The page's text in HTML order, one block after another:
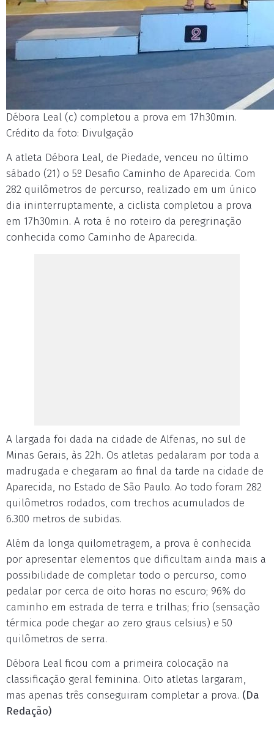
Débora Leal (c) completou a prova em 17h30min.
Crédito da foto: Divulgação
A atleta Débora Leal, de Piedade, venceu no último
sábado (21) o 5º Desafio Caminho de Aparecida. Com
282 quilômetros de percurso, realizado em um único
dia ininterruptamente, a ciclista completou a prova
em 17h30min. A rota é no roteiro da peregrinação
conhecida como Caminho de Aparecida.
A largada foi dada na cidade de Alfenas, no sul de
Minas Gerais, às 22h. Os atletas pedalaram por toda a
madrugada e chegaram ao final da tarde na cidade de
Aparecida, no Estado de São Paulo. Ao todo foram 282
quilômetros rodados, com trechos acumulados de
6.300 metros de subidas.
Além da longa quilometragem, a prova é conhecida
por apresentar elementos que dificultam ainda mais a
possibilidade de completar todo o percurso, como
pedalar por cerca de oito horas no escuro; 96% do
caminho em estrada de terra e trilhas; frio (sensação
térmica pode chegar ao zero graus celsius) e 50
quilômetros de serra.
Débora Leal ficou com a primeira colocação na
classificação geral feminina. Oito atletas largaram,
mas apenas três conseguiram completar a prova. (Da
Redação)